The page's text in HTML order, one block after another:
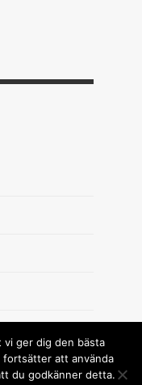
ger dig den bästa
fortsätter att använda
du godkänner detta.